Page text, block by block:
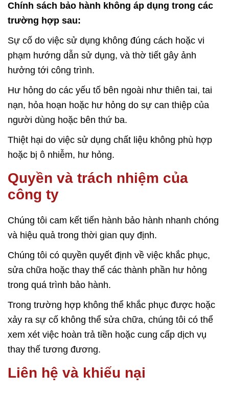
Chính sách bảo hành không áp dụng trong các
trường hợp sau:
Sự cố do việc sử dụng không đúng cách hoặc vi
phạm hướng dẫn sử dụng, và thờ tiết gây ảnh
hưởng tới công trình.
Hư hỏng do các yếu tố bên ngoài như thiên tai, tai
nạn, hỏa hoạn hoặc hư hỏng do sự can thiệp của
người dùng hoặc bên thứ ba.
Thiệt hại do việc sử dụng chất liệu không phù hợp
hoặc bị ô nhiễm, hư hỏng.
Quyền và trách nhiệm của
công ty
Chúng tôi cam kết tiến hành bảo hành nhanh chóng
và hiệu quả trong thời gian quy định.
Chúng tôi có quyền quyết định về việc khắc phục,
sửa chữa hoặc thay thế các thành phần hư hỏng
trong quá trình bảo hành.
Trong trường hợp không thể khắc phục được hoặc
xảy ra sự cố không thể sửa chữa, chúng tôi có thể
xem xét việc hoàn trả tiền hoặc cung cấp dịch vụ
thay thế tương đương.
Liên hệ và khiếu nại